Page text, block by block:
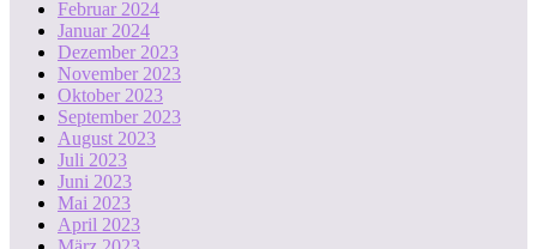
Februar 2024
Januar 2024
Dezember 2023
November 2023
Oktober 2023
September 2023
August 2023
Juli 2023
Juni 2023
Mai 2023
April 2023